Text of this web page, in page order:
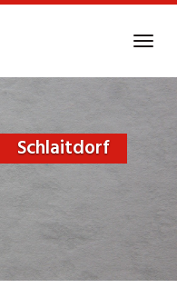
Schlaitdorf